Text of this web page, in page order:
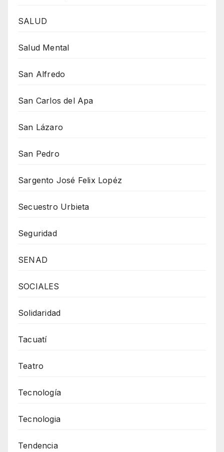
SALUD
Salud Mental
San Alfredo
San Carlos del Apa
San Lázaro
San Pedro
Sargento José Felix Lopéz
Secuestro Urbieta
Seguridad
SENAD
SOCIALES
Solidaridad
Tacuatí
Teatro
Tecnología
Tecnologia
Tendencia